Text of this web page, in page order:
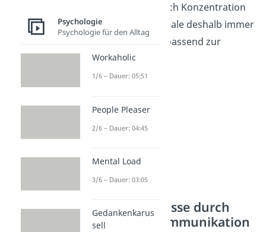
kann das auch einfach Konzentration
sein. Du solltest Signale deshalb immer
im Gesamtbild und passend zur
Situation deuten.
Missverständnisse durch
nonverbale Kommunikation
Psychologie
Psychologie für den Alltag
Workaholic
1/6 – Dauer: 05:51
People Pleaser
2/6 – Dauer: 04:45
Mental Load
3/6 – Dauer: 03:05
Gedankenkarus
sell